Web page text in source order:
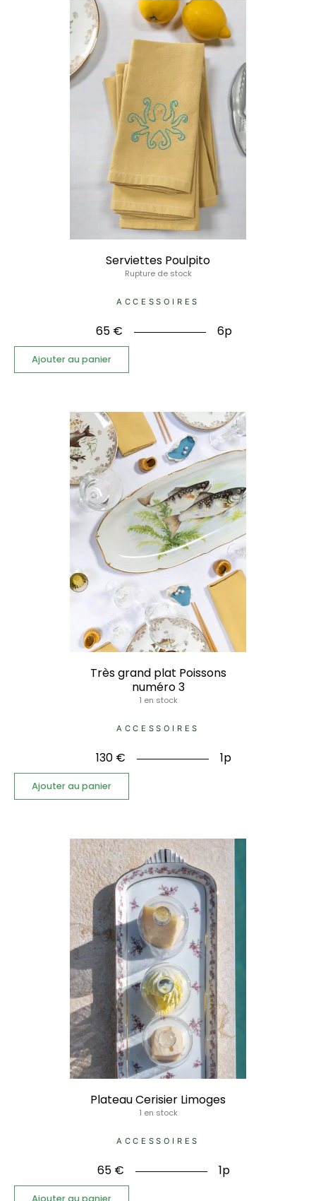
Serviettes Poulpito
Rupture de stock
ACCESSOIRES
65 € 6p
Ajouter au panier
Très grand plat Poissons
numéro 3
1 en stock
ACCESSOIRES
130 € 1p
Ajouter au panier
Plateau Cerisier Limoges
1 en stock
ACCESSOIRES
65 € 1p
Ajouter au panier